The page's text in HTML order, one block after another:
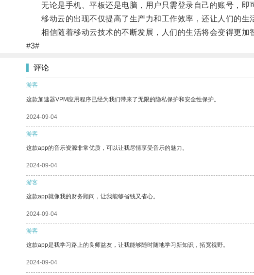
无论是手机、平板还是电脑，用户只需登录自己的账号，即
移动云的出现不仅提高了生产力和工作效率，还让人们的生
相信随着移动云技术的不断发展，人们的生活将会变得更加
#3#
评论
游客
这款加速器VPM应用程序已经为我们带来了无限的隐私保护和安全性保护。
2024-09-04
游客
这款app的音乐资源非常优质，可以让我尽情享受音乐的魅力。
2024-09-04
游客
这款app就像我的财务顾问，让我能够省钱又省心。
2024-09-04
游客
这款app是我学习路上的良师益友，让我能够随时随地学习新知识，拓宽视野。
2024-09-04